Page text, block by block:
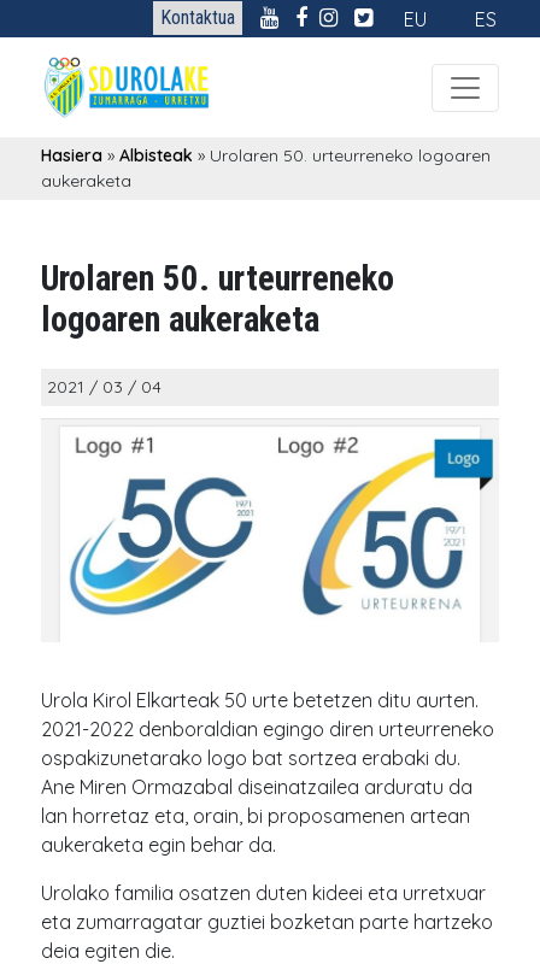
Kontaktua EU ES
Hasiera »Albisteak » Urolaren 50. urteurreneko logoaren
aukeraketa
Urolaren 50. urteurreneko
logoaren aukeraketa
2021 / 03 / 04
Urola Kirol Elkarteak 50 urte betetzen ditu aurten.
2021-2022 denboraldian egingo diren urteurreneko
ospakizunetarako logo bat sortzea erabaki du.
Ane Miren Ormazabal diseinatzailea arduratu da
lan horretaz eta, orain, bi proposamenen artean
aukeraketa egin behar da.
Urolako familia osatzen duten kideei eta urretxuar
eta zumarragatar guztiei bozketan parte hartzeko
deia egiten die.